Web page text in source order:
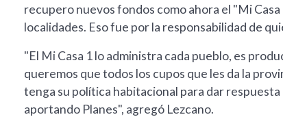
recupero nuevos fondos como ahora el "Mi
localidades. Eso fue por la responsabilidad de
"El Mi Casa 1 lo administra cada pueblo, es
queremos que todos los cupos que les da la
tenga su política habitacional para dar
aportando Planes", agregó Lezcano.